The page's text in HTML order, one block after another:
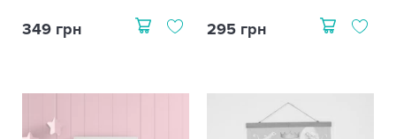
349 грн 295 грн